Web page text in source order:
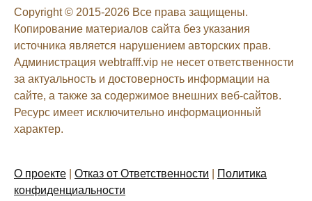
Copyright © 2015-2026 Все права защищены.
Копирование материалов сайта без указания
источника является нарушением авторских прав.
Администрация webtrafff.vip не несет ответственности
за актуальность и достоверность информации на
сайте, а также за содержимое внешних веб-сайтов.
Ресурс имеет исключительно информационный
характер.
О проекте Отказ от Ответственности
Политика
конфиденциальности